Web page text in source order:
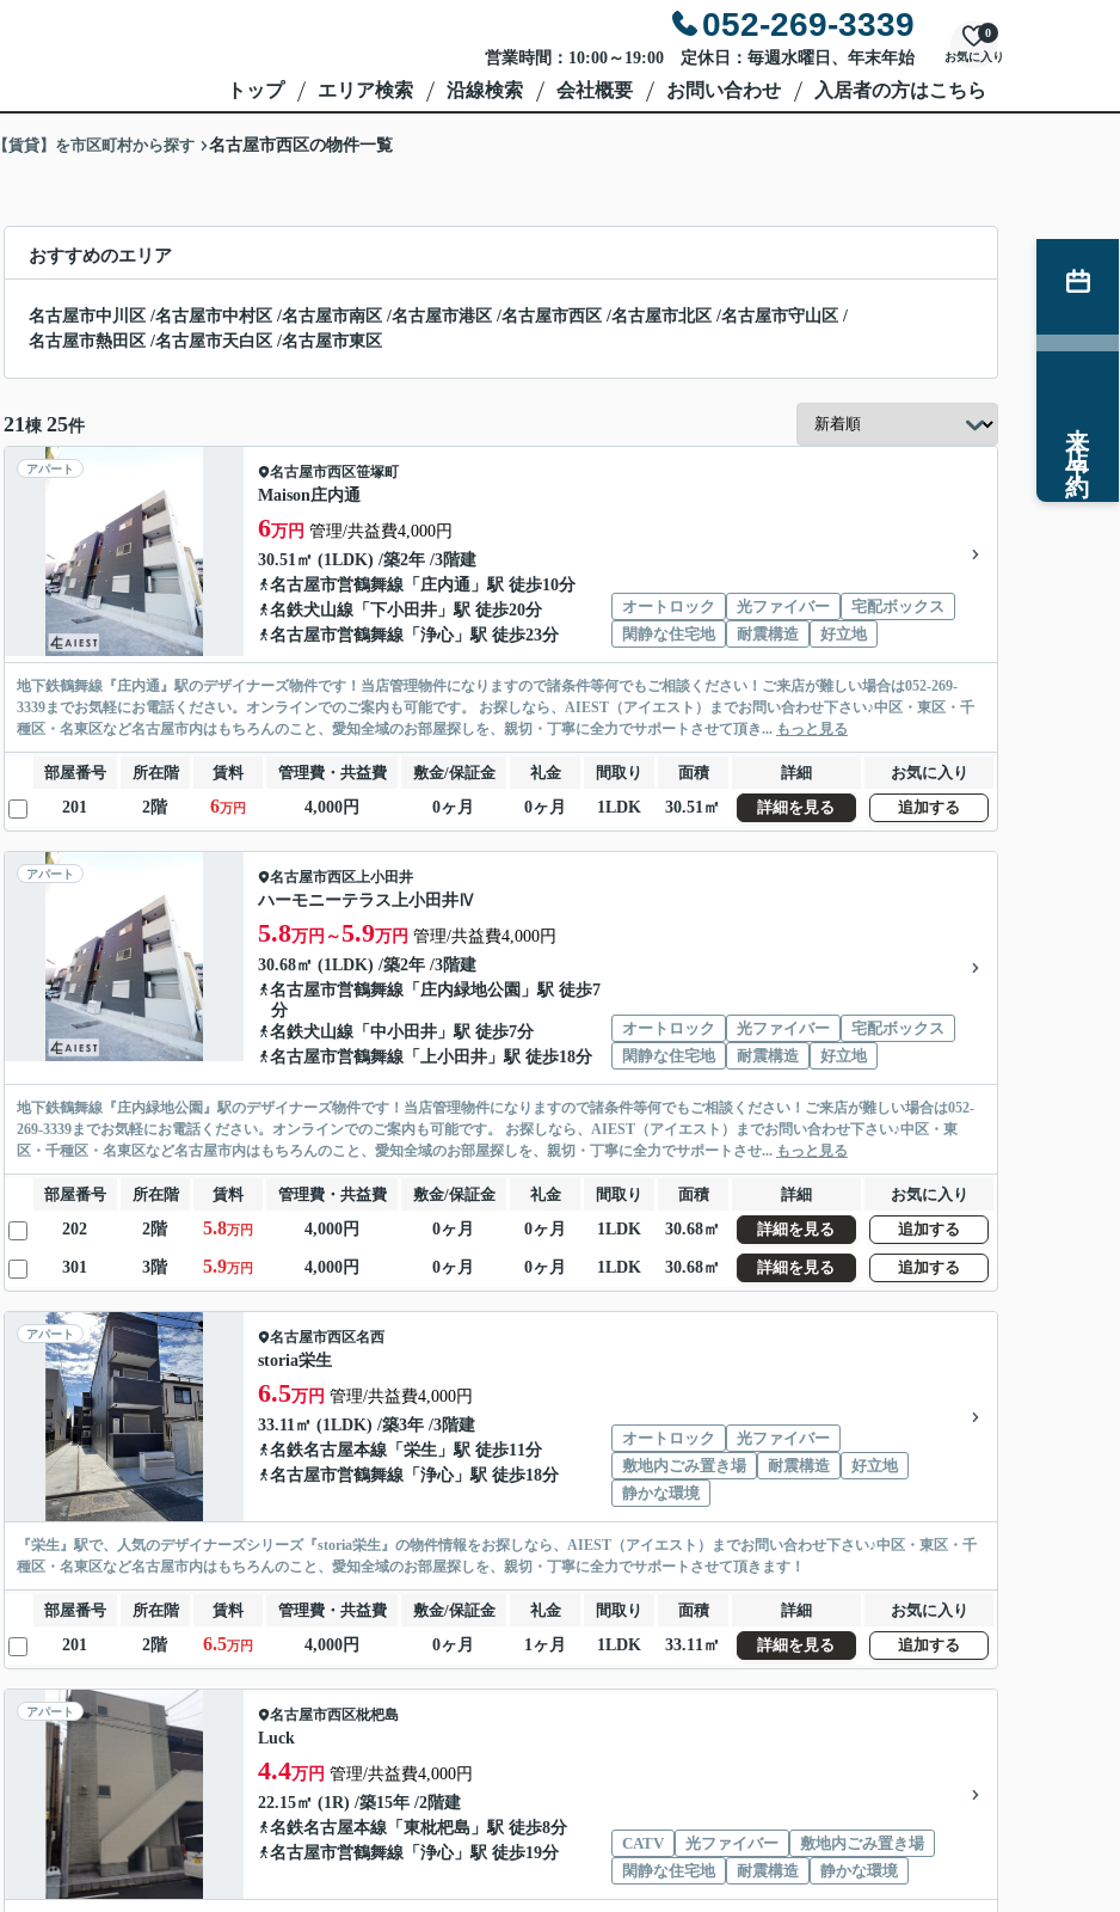
052-269-3339
営業時間：10:00～19:00 定休日：毎週水曜日、年末年始 お気に入り
0
トップ エリア検索 沿線検索 会社概要 お問い合わせ 入居者の方はこちら
【賃貸】を市区町村から探す 名古屋市西区の物件一覧
おすすめのエリア
名古屋市中川区 /名古屋市中村区 /名古屋市南区 /名古屋市港区 /名古屋市西区 /名古屋市北区 /名古屋市守山区 /
名古屋市熱田区 /名古屋市天白区 /名古屋市東区
21 棟 25件
アパート 名古屋市西区笹塚町
Maison庄内通
6万円 管理/共益費4,000円
30.51㎡ (1LDK) /築2年 /3階建
名古屋市営鶴舞線 「 庄内通 」駅 徒歩10分
名鉄犬山線 「 下小田井 」駅 徒歩20分
名古屋市営鶴舞線 「 浄心」駅 徒歩23分
オートロック 光ファイバー
宅配ボックス
閑静な住宅地
耐震構造 好立地
地下鉄鶴舞線『庄内通』駅のデザイナーズ物件です！当店管理物件になりますので諸条件等何でもご相談ください！ご来店が難しい場合は052-269-
3339までお気軽にお電話ください。オンラインでのご案内も可能です。 お探しなら、AIEST（アイエスト）までお問い合わせ下さい♪中区・東区・千
種区・名東区など名古屋市内はもちろんのこと、愛知全域のお部屋探しを、親切・丁寧に全力でサポートさせて頂き... もっと見る
部屋番号 所在階 賃料 管理費・共益費 敷金/保証金 礼金 間取り 面積 詳細
お気に入り
201
2階 6万円 4,000円 0ヶ月 0ヶ月 1LDK 30.51㎡ 詳細を見る 追加する
アパート 名古屋市西区上小田井
ハーモニーテラス上小田井Ⅳ
5.8万円～5.9万円 管理/共益費4,000円
30.68㎡ (1LDK) /築2年 /3階建
名古屋市営鶴舞線 「 庄内緑地公園 」駅 徒歩7
分
名鉄犬山線 「 中小田井 」駅 徒歩7分
名古屋市営鶴舞線 「 上小田井 」駅 徒歩18分
オートロック 光ファイバー
宅配ボックス
閑静な住宅地
耐震構造 好立地
地下鉄鶴舞線『庄内緑地公園』駅のデザイナーズ物件です！当店管理物件になりますので諸条件等何でもご相談ください！ご来店が難しい場合は052-
269-3339までお気軽にお電話ください。オンラインでのご案内も可能です。 お探しなら、AIEST（アイエスト）までお問い合わせ下さい♪中区・東
区・千種区・名東区など名古屋市内はもちろんのこと、愛知全域のお部屋探しを、親切・丁寧に全力でサポートさせ... もっと見る
部屋番号 所在階 賃料 管理費・共益費 敷金/保証金 礼金 間取り 面積 詳細
お気に入り
202
2階 5.8万円 4,000円 0ヶ月 0ヶ月 1LDK 30.68㎡ 詳細を見る 追加する
301 3階 5.9万円 4,000円 0ヶ月 0ヶ月 1LDK 30.68㎡ 詳細を見る 追加する
アパート 名古屋市西区名西
storia栄生
6.5万円 管理/共益費4,000円
33.11㎡ (1LDK) /築3年 /3階建
名鉄名古屋本線 「 栄生 」駅 徒歩11分
名古屋市営鶴舞線 「 浄心」駅 徒歩18分
オートロック
光ファイバー
敷地内ごみ置き場
耐震構造
好立地
静かな環境
『栄生』駅で、人気のデザイナーズシリーズ『storia栄生』の物件情報をお探しなら、AIEST（アイエスト）までお問い合わせ下さい♪中区・東区・千
種区・名東区など名古屋市内はもちろんのこと、愛知全域のお部屋探しを、親切・丁寧に全力でサポートさせて頂きます！
部屋番号 所在階 賃料 管理費・共益費 敷金/保証金 礼金 間取り 面積 詳細
お気に入り
201
2階 6.5万円 4,000円 0ヶ月 1ヶ月 1LDK 33.11㎡ 詳細を見る 追加する
アパート 名古屋市西区枇杷島
Luck
4.4万円 管理/共益費4,000円
22.15㎡ (1R) /築15年 /2階建
名鉄名古屋本線 「 東枇杷島 」駅 徒歩8分
名古屋市営鶴舞線 「 浄心」駅 徒歩19分
CATV 光ファイバー
敷地内ごみ置き場
閑静な住宅地
耐震構造 静かな環境
来店予約